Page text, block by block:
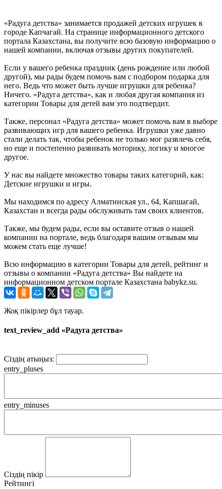
«Радуга детства» занимается продажей детских игрушек в
городе Капчагай. На странице информационного детского
портала Казахстана, вы получите всю базовую информацию о
нашей компании, включая отзывы других покупателей.
Если у вашего ребенка праздник (день рождение или любой
другой), мы рады будем помочь вам с подбором подарка для
него. Ведь что может быть лучше игрушки для ребенка?
Ничего. «Радуга детства», как и любая другая компания из
категории Товары для детей вам это подтвердит.
Также, персонал «Радуга детства» может помочь вам в выборе
развивающих игр для вашего ребенка. Игрушки уже давно
стали делать так, чтобы ребенок не только мог развлечь себя,
но еще и постепенно развивать моторику, логику и многое
другое.
У нас вы найдете множество товары таких категорий, как:
Детские игрушки и игры.
Мы находимся по адресу Алматинская ул., 64, Капшагай,
Казахстан и всегда рады обслуживать там своих клиентов.
Также, мы будем рады, если вы оставите отзыв о нашей
компании на портале, ведь благодаря вашим отзывам мы
можем стать еще лучше!
Всю информацию в категории Товары для детей, рейтинг и
отзывы о компании «Радуга детства» Вы найдете на
информационном детском портале Казахстана babykz.su.
Жоқ пікірлер бұл тауар.
text_review_add «Радуга детства»
Сіздің атыңыз:
entry_pluses
entry_minuses
Сіздің пікір
Рейтингі